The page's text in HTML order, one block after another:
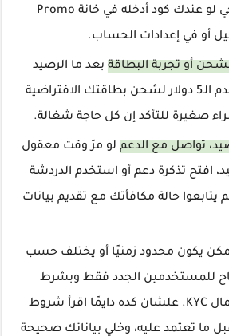
محتاجة كود ترويجي لو عندك كود أدخله في خانة Promo
أو تجربة البطاقة بعد ما الرصيد
يظهر، تقدر تستخدم الـ5 دولار لشحن بطاقتك الافتراضية
صغيرة للتأكد إن كل حاجة شغالة.
تواصل مع الدعم لو مرّ وقت معقول
افتح تذكرة دعم أو استخدم الدردشة
حالة مكافأتك مع تقديم بيانات
5 دولار ممكن يكون محدود زمنيًا أو يختلف حسب
متاح للمستخدمين الجدد فقط وبشرط
تفعيل الحساب أو إكمال KYC. علشان كده دايمًا اقرأ شروط
ما تعتمد عليه، وخلي بياناتك صحيحة